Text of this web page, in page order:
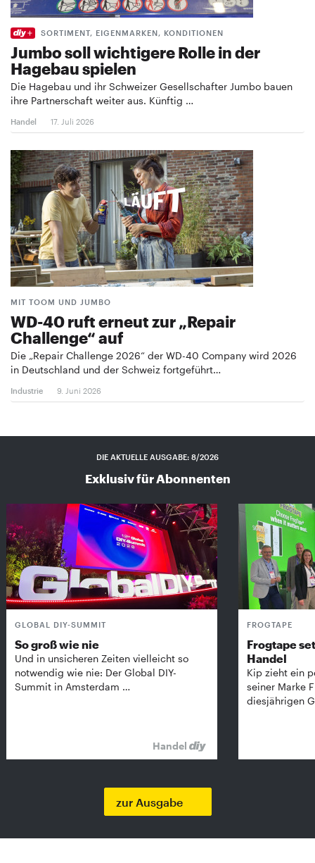
SORTIMENT, EIGENMARKEN, KONDITIONEN
Jumbo soll wichtigere Rolle in der
Hagebau spielen
Die Hagebau und ihr Schweizer Gesellschafter Jumbo bauen
ihre Partnerschaft weiter aus. Künftig …
Handel 17. Juli 2026
MIT TOOM UND JUMBO
WD-40 ruft erneut zur „Repair
Challenge“ auf
Die „Repair Challenge 2026“ der WD-40 Company wird 2026
in Deutschland und der Schweiz fortgeführt…
Industrie 9. Juni 2026
DIE AKTUELLE AUSGABE: 8/2026
Exklusiv für Abonnenten
GLOBAL DIY-SUMMIT
So groß wie nie
Und in unsicheren Zeiten vielleicht so
notwendig wie nie: Der Global DIY-
Summit in Amsterdam …
Handel
FROGTAPE
Frogtape
Handel
Kip zieht ein
seiner Marke
diesjährigen
zur Ausgabe